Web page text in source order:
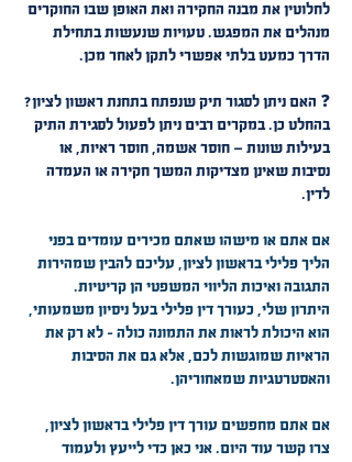
לחלוטין את מבנה החקירה ואת האופן שבו החוקרים
מנהלים את המפגש. טעויות שנעשות בתחילת
הדרך כמעט בלתי אפשרי לתקן לאחר מכן.
❓ האם ניתן לסגור תיק שנפתח בתחנת ראשון לציון?
בהחלט כן. במקרים רבים ניתן לפעול לסגירת התיק
בעילות שונות — חוסר אשמה, חוסר ראיות, או
נסיבות שאינן מצדיקות המשך חקירה או העמדה
לדין.
אם אתם או מישהו שאתם מכירים עומדים בפני
הליך פלילי בראשון לציון, עליכם להבין שמהירות
התגובה ואיכות הליווי המשפטי הן קריטיות.
היתרון שלי, כעורך דין פלילי בעל ניסיון משמעותי,
הוא היכולת לראות את התמונה כולה – לא רק את
הראיות שמוגשות לכם, אלא גם את הסיבות
והאסטרטגיות שמאחוריהן.
אם אתם מחפשים עורך דין פלילי בראשון לציון,
צרו קשר עוד היום. אני כאן כדי לייעץ ולעמוד